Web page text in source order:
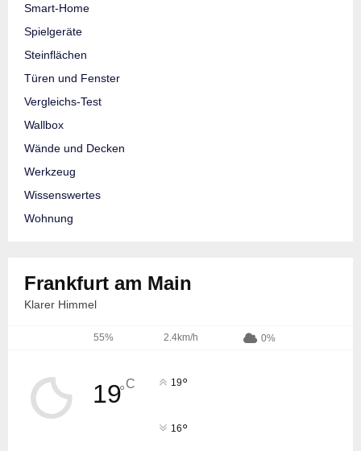
Smart-Home
Spielgeräte
Steinflächen
Türen und Fenster
Vergleichs-Test
Wallbox
Wände und Decken
Werkzeug
Wissenswertes
Wohnung
Frankfurt am Main
Klarer Himmel
55% 2.4km/h 0%
19°C 19°
16°